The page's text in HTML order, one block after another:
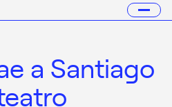
a Santiago